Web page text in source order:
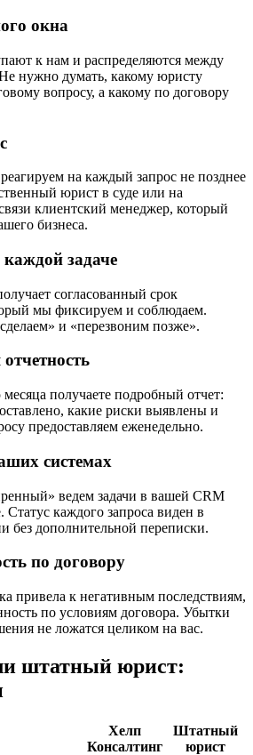
окна
к нам и распределяются между
нужно думать, какому юристу
вопросу, а какому по договору
на каждый запрос не позднее
юрист в суде или на
клиентский менеджер, который
бизнеса.
задаче
согласованный срок
мы фиксируем и соблюдаем.
и «перезвоним позже».
получаете подробный отчет:
какие риски выявлены и
предоставляем еженедельно.
системах
ведем задачи в вашей CRM
Статус каждого запроса виден в
без дополнительной переписки.
по договору
привела к негативным последствиям,
по условиям договора. Убытки
не ложатся целиком на вас.
штатный юрист:
Хелп
Консалтинг
Штатный
юрист